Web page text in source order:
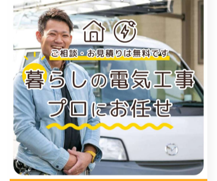
アンテナ工事
電気工事
お知らせ
施工事例
お得情報
コラム
プライベート
最近の投稿 Recent Posts